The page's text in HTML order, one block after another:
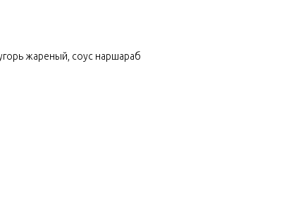
жареный, соус наршараб